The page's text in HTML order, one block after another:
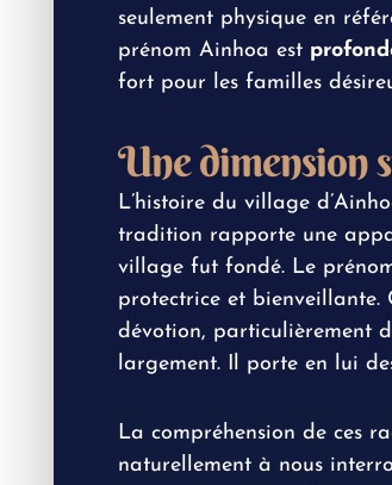
seulement physique en
prénom Ainhoa est
fort pour les familles
Une dimension
L’histoire du village
tradition rapporte une
village fut fondé. Le
protectrice et bienveillante.
dévotion, particulièrement
largement. Il porte en lui
La compréhension de ces
naturellement à nous